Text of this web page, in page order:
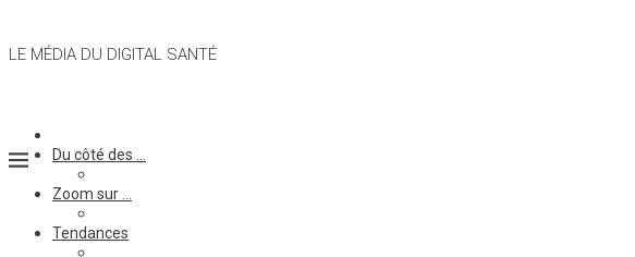
LE MÉDIA DU DIGITAL SANTÉ
Du côté des …
Zoom sur …
Tendances